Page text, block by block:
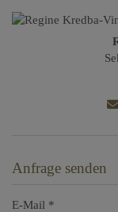
Anfrage senden
E-Mail